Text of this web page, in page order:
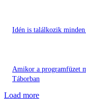
Idén is találkozik
Amikor a programfüzet
Táborban
Load more